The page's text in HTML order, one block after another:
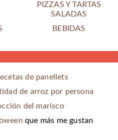
PIZZAS Y TARTAS
SALADAS
BEBIDAS
de panellets
de arroz por persona
del marisco
que más me gustan